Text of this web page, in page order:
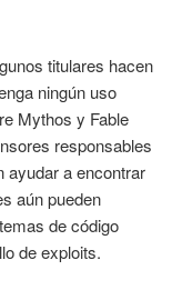
titulares hacen
ningún uso
Mythos y Fable
responsables
ayudar a encontrar
aún pueden
de código
de exploits.